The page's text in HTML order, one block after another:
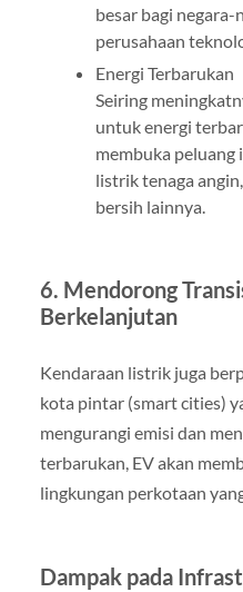
besar bagi negara-
perusahaan
Energi Terbarukan
Seiring
untuk energi
membuka peluang
listrik tenaga
bersih lainnya.
6. Mendorong
Berkelanjutan
Kendaraan listrik juga
kota pintar (smart cities)
mengurangi emisi dan
terbarukan, EV akan
lingkungan perkotaan
Dampak pada